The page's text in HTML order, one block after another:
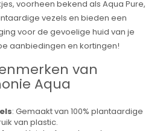
voorheen bekend als Aqua Pure,
vezels en bieden een
voor de gevoelige huid van je
aanbiedingen en kortingen!
van
Aqua
: Gemaakt van 100% plantaardige
van plastic.